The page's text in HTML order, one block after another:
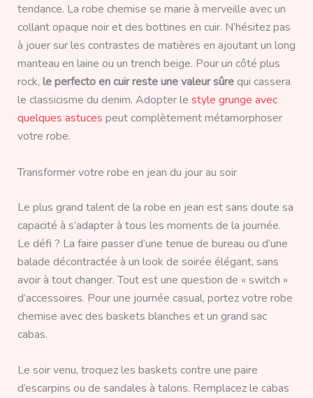
tendance. La robe chemise se marie à merveille avec un
collant opaque noir et des bottines en cuir. N’hésitez pas
à jouer sur les contrastes de matières en ajoutant un long
manteau en laine ou un trench beige. Pour un côté plus
rock, le perfecto en cuir reste une valeur sûrequi cassera
le classicisme du denim. Adopter le style grunge avec
quelques astuces peut complètement métamorphoser
votre robe.
Transformer votre robe en jean du jour au soir
Le plus grand talent de la robe en jean est sans doute sa
capacité à s’adapter à tous les moments de la journée.
Le défi ? La faire passer d’une tenue de bureau ou d’une
balade décontractée à un look de soirée élégant, sans
avoir à tout changer. Tout est une question de « switch »
d’accessoires. Pour une journée casual, portez votre robe
chemise avec des baskets blanches et un grand sac
cabas.
Le soir venu, troquez les baskets contre une paire
d’escarpins ou de sandales à talons. Remplacez le cabas